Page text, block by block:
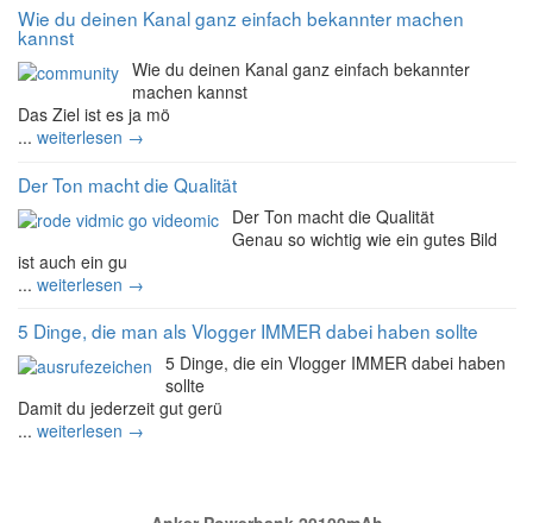
Wie du deinen Kanal ganz einfach bekannter machen
kannst
Wie du deinen Kanal ganz einfach bekannter
machen kannst
Das Ziel ist es ja mö
... weiterlesen →
Der Ton macht die Qualität
Der Ton macht die Qualität
Genau so wichtig wie ein gutes Bild
ist auch ein gu
... weiterlesen →
5 Dinge, die man als Vlogger IMMER dabei haben sollte
5 Dinge, die ein Vlogger IMMER dabei haben
sollte
Damit du jederzeit gut gerü
... weiterlesen →